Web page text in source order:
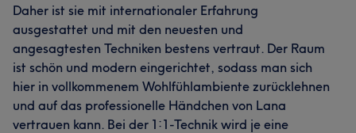
Daher ist sie mit internationaler Erfahrung
ausgestattet und mit den neuesten und
angesagtesten Techniken bestens vertraut. Der Raum
ist schön und modern eingerichtet, sodass man sich
hier in vollkommenem Wohlfühlambiente zurücklehnen
und auf das professionelle Händchen von Lana
vertrauen kann. Bei der 1:1-Technik wird je eine